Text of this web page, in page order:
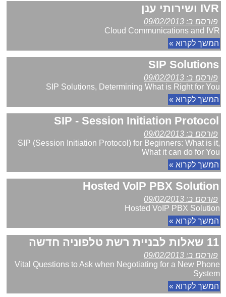
IVR ושירותי ענן
פורסם ב: 09/02/2013
Cloud Communications and IVR
המשך לקרוא »
SIP Solutions
פורסם ב: 09/02/2013
SIP Solutions, Determining What is Right for You
המשך לקרוא »
SIP - Session Initiation Protocol
פורסם ב: 09/02/2013
SIP (Session Initiation Protocol) for Beginners: What is it,
What it can do for You
המשך לקרוא »
Hosted VoIP PBX Solution
פורסם ב: 09/02/2013
Hosted VoIP PBX Solution
המשך לקרוא »
11 שאלות לבניית רשת טלפוניה חדשה
פורסם ב: 09/02/2013
Vital Questions to Ask when Negotiating for a New Phone
System
המשך לקרוא »